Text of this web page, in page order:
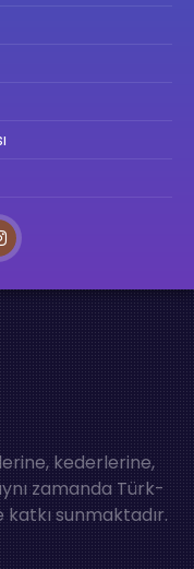
kederlerine,
zamanda Türk-
sunmaktadır.